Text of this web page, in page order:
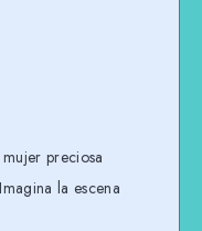
preciosa
la escena